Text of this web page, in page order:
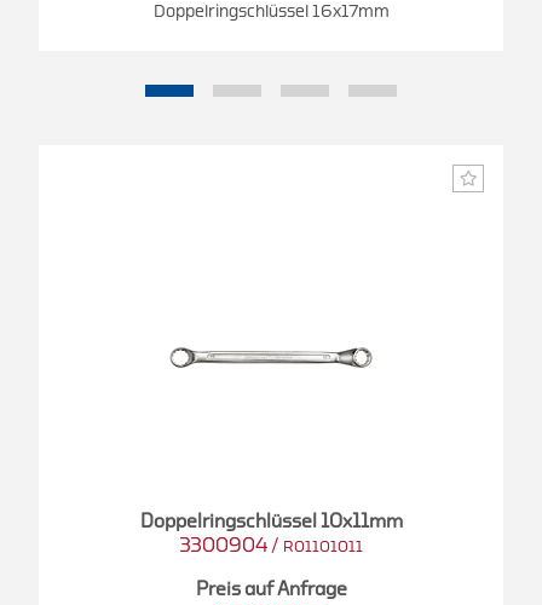
Doppelringschlüssel 16x17mm
Doppelringschlüssel 10x11mm
3300904 / R01101011
Preis auf Anfrage